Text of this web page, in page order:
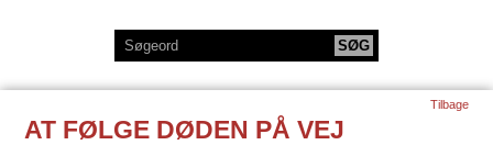
AT FØLGE DØDEN PÅ VEJ
Tilbage